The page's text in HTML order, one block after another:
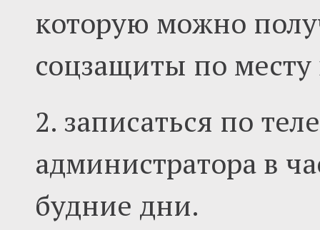
которую можно
соцзащиты по месту
2. записаться по
администратора в
будние дни.